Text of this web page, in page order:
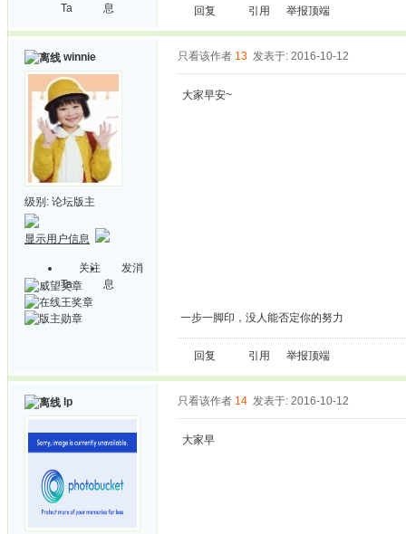
Ta
息
回复 引用 举报顶端
winnie
级别: 论坛版主
显示用户信息
关注
Ta
发消
息
只看该作者 13 发表于: 2016-10-12
大家早安~
一步一脚印，没人能否定你的努力
回复 引用 举报顶端
lp 只看该作者 14 发表于: 2016-10-12
大家早